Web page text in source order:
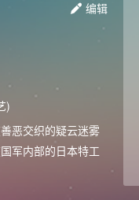
 编辑
)
恶交织的疑云迷雾
军内部的日本特工